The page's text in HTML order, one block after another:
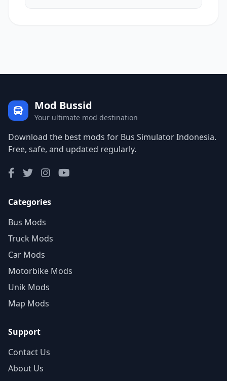
Mod Bussid
Your ultimate mod destination
Download the best mods for Bus Simulator Indonesia.
Free, safe, and updated regularly.
Categories
Bus Mods
Truck Mods
Car Mods
Motorbike Mods
Unik Mods
Map Mods
Support
Contact Us
About Us